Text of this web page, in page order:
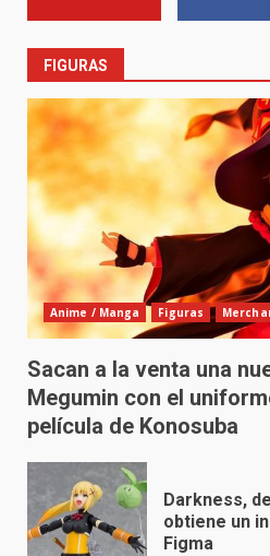
FIGURAS
Anime / Manga Figuras
Sacan a la venta una
Megumin con el
película de Konosuba
Darkness,
obtiene un
Figma